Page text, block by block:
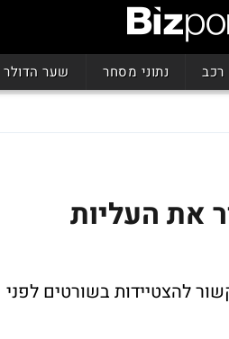
רכב נתוני מסחר שער הדולר
את העליות
להצטיידות בשורטים לפני